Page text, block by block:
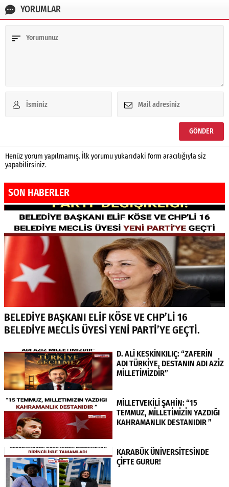
YORUMLAR
Henüz yorum yapılmamış. İlk yorumu yukarıdaki form aracılığıyla siz
yapabilirsiniz.
SON HABERLER
BELEDİYE BAŞKANI ELİF KÖSE VE CHP’Lİ 16
BELEDİYE MECLİS ÜYESİ YENİ PARTİ’YE GEÇTİ.
D. ALİ KESKİNKILIÇ: “ZAFERİN
ADI TÜRKİYE, DESTANIN ADI AZİZ
MİLLETİMİZDİR”
MİLLETVEKİLİ ŞAHİN: “15
TEMMUZ, MİLLETİMİZİN YAZDIĞI
KAHRAMANLIK DESTANIDIR ”
KARABÜK ÜNİVERSİTESİNDE
ÇİFTE GURUR!